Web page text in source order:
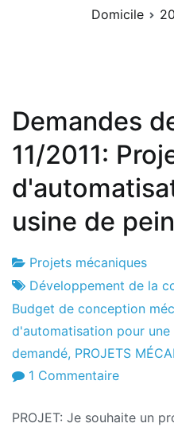
Domicile
Demandes
11/2011:
usine de
Usine
de
projets
25
le
novembre
2011
Projets mécaniques
Développement de la
Budget de conception
d'automatisation pour une
demandé, PROJETS
1 Commentairesur
de
PROJET: Je souhaite un